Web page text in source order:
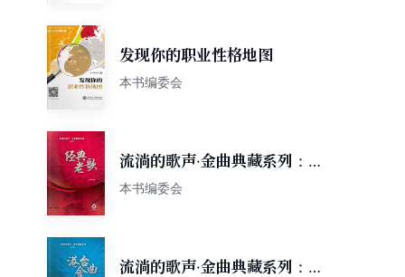
发现你的职业性格地图
本书编委会
流淌的歌声·金曲典藏系列：经
典老歌
本书编委会
流淌的歌声·金曲典藏系列：港